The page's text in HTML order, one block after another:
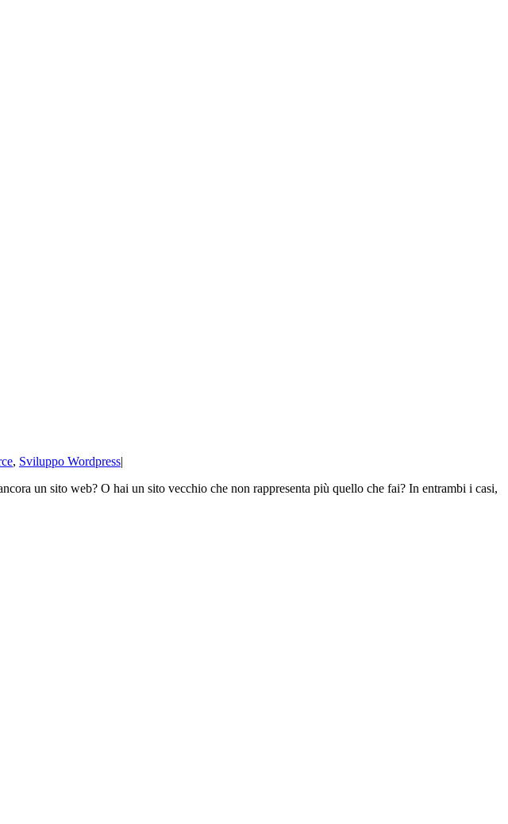
, Sviluppo Wordpress|
un sito web? O hai un sito vecchio che non rappresenta più quello che fai? In entrambi i casi,